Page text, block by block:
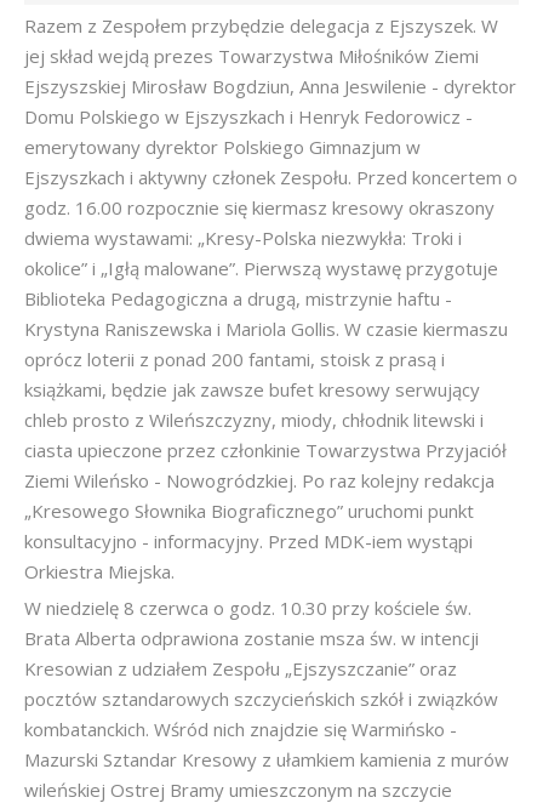
Razem z Zespołem przybędzie delegacja z Ejszyszek. W
jej skład wejdą prezes Towarzystwa Miłośników Ziemi
Ejszyszskiej Mirosław Bogdziun, Anna Jeswilenie - dyrektor
Domu Polskiego w Ejszyszkach i Henryk Fedorowicz -
emerytowany dyrektor Polskiego Gimnazjum w
Ejszyszkach i aktywny członek Zespołu. Przed koncertem o
godz. 16.00 rozpocznie się kiermasz kresowy okraszony
dwiema wystawami: „Kresy-Polska niezwykła: Troki i
okolice” i „Igłą malowane”. Pierwszą wystawę przygotuje
Biblioteka Pedagogiczna a drugą, mistrzynie haftu -
Krystyna Raniszewska i Mariola Gollis. W czasie kiermaszu
oprócz loterii z ponad 200 fantami, stoisk z prasą i
książkami, będzie jak zawsze bufet kresowy serwujący
chleb prosto z Wileńszczyzny, miody, chłodnik litewski i
ciasta upieczone przez członkinie Towarzystwa Przyjaciół
Ziemi Wileńsko - Nowogródzkiej. Po raz kolejny redakcja
„Kresowego Słownika Biograficznego” uruchomi punkt
konsultacyjno - informacyjny. Przed MDK-iem wystąpi
Orkiestra Miejska.
W niedzielę 8 czerwca o godz. 10.30 przy kościele św.
Brata Alberta odprawiona zostanie msza św. w intencji
Kresowian z udziałem Zespołu „Ejszyszczanie” oraz
pocztów sztandarowych szczycieńskich szkół i związków
kombatanckich. Wśród nich znajdzie się Warmińsko -
Mazurski Sztandar Kresowy z ułamkiem kamienia z murów
wileńskiej Ostrej Bramy umieszczonym na szczycie